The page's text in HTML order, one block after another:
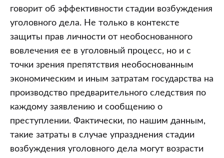
говорит об эффективности стадии возбуждения
уголовного дела. Не только в контексте
защиты прав личности от необоснованного
вовлечения ее в уголовный процесс, но и с
точки зрения препятствия необоснованным
экономическим и иным затратам государства на
производство предварительного следствия по
каждому заявлению и сообщению о
преступлении. Фактически, по нашим данным,
такие затраты в случае упразднения стадии
возбуждения уголовного дела могут возрасти